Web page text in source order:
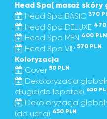
Head Spa( masaż skóry
Head Spa BASIC 370
Head Spa DELUXE 470
Head Spa MEN 400 PLN
Head Spa VIP 570 PLN
Koloryzacja
Cover 50 PLN
Dekoloryzacja
długie(do łopatek) 650
Dekoloryzacja
(do ucha) 450 PLN